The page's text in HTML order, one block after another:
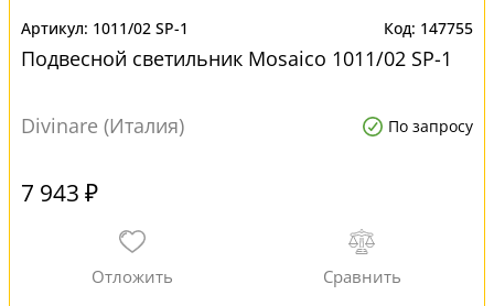
1011/02 SP-1 147755
Подвесной светильник Mosaico 1011/02 SP-1
Divinare (Италия) По запросу
7 943 ₽